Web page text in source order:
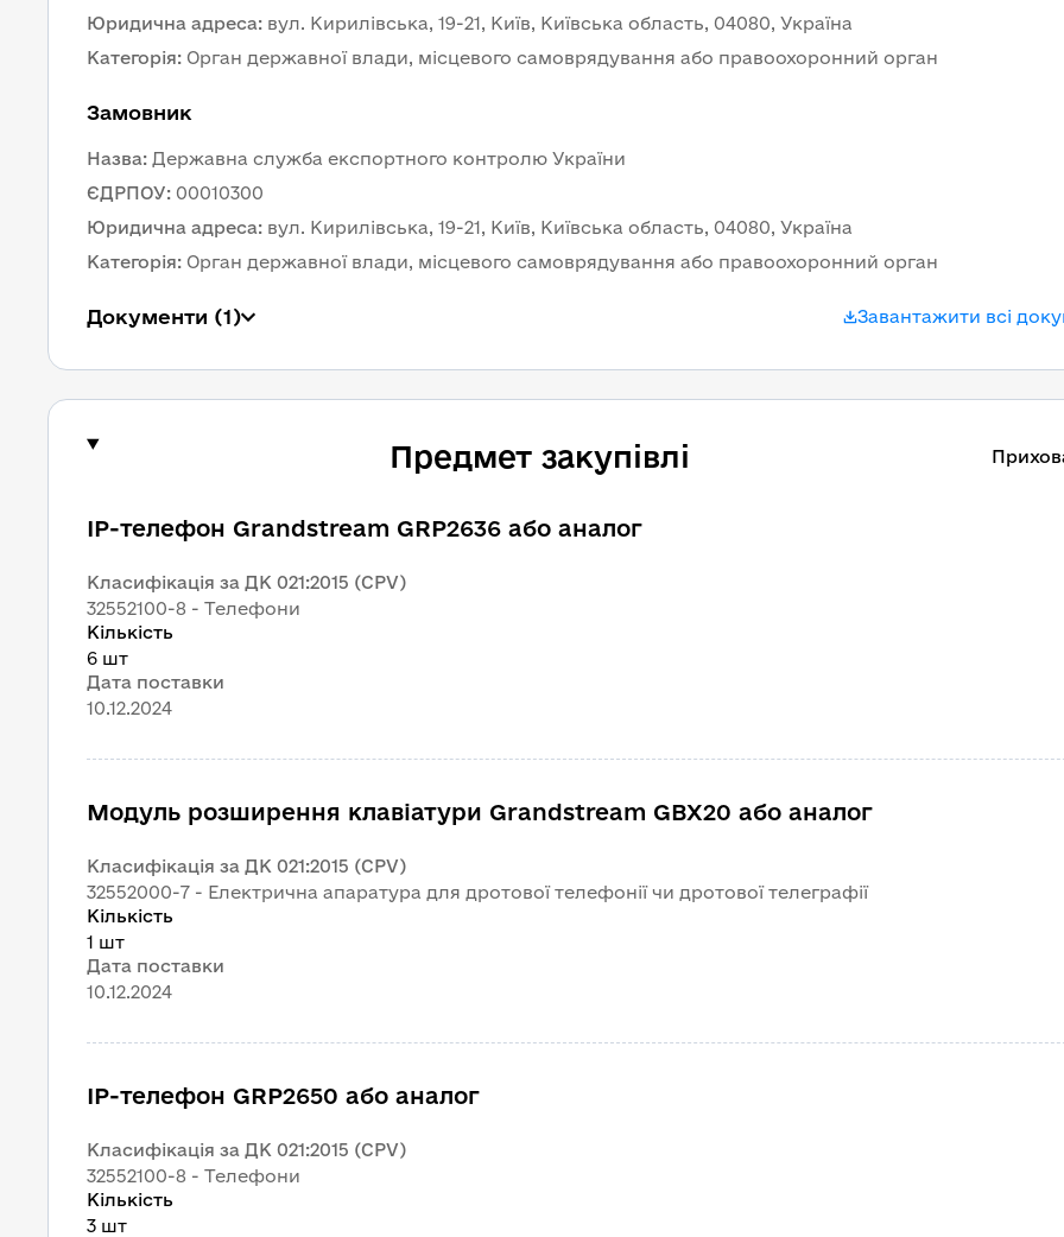
Юридична адреса: вул. Кирилівська, 19-21, Київ, Київська область, 04080, Україна
Категорія: Орган державної влади, місцевого самоврядування або правоохоронний орган
Замовник
Назва: Державна служба експортного контролю України
ЄДРПОУ: 00010300
Юридична адреса: вул. Кирилівська, 19-21, Київ, Київська область, 04080, Україна
Категорія: Орган державної влади, місцевого самоврядування або правоохоронний орган
Документи (1) Завантажити всі
Предмет закупівлі
IP-телефон Grandstream GRP2636 або аналог
Класифікація за ДК 021:2015 (CPV)
32552100-8 - Телефони
Кількість
6 шт
Дата поставки
10.12.2024
Модуль розширення клавіатури Grandstream GBX20 або аналог
Класифікація за ДК 021:2015 (CPV)
32552000-7 - Електрична апаратура для дротової телефонії чи дротової телеграфії
Кількість
1 шт
Дата поставки
10.12.2024
IP-телефон GRP2650 або аналог
Класифікація за ДК 021:2015 (CPV)
32552100-8 - Телефони
Кількість
3 шт